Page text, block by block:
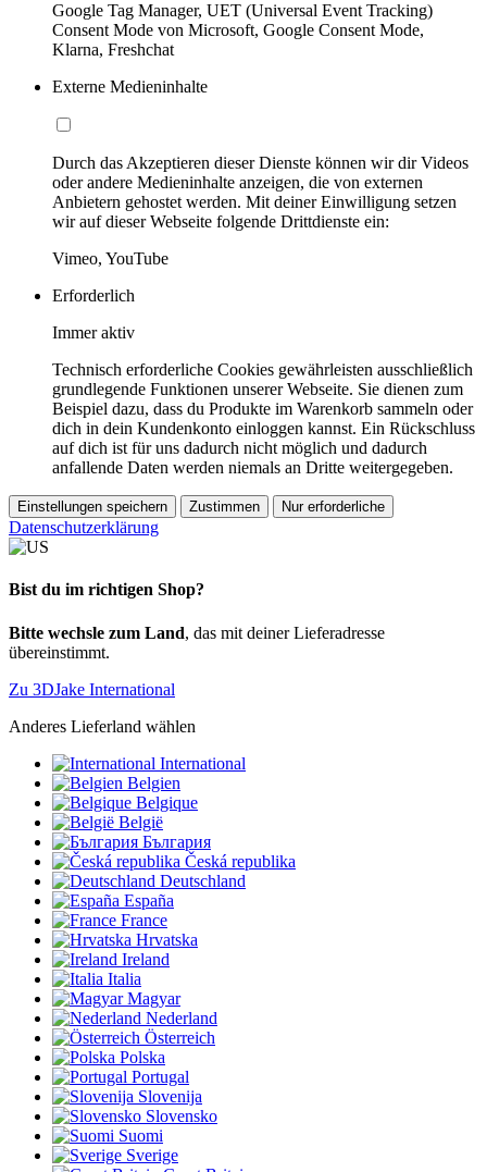
Google Tag Manager, UET (Universal Event Tracking)
Consent Mode von Microsoft, Google Consent Mode,
Klarna, Freshchat
Externe Medieninhalte
Durch das Akzeptieren dieser Dienste können wir dir Videos
oder andere Medieninhalte anzeigen, die von externen
Anbietern gehostet werden. Mit deiner Einwilligung setzen
wir auf dieser Webseite folgende Drittdienste ein:
Vimeo, YouTube
Erforderlich
Immer aktiv
Technisch erforderliche Cookies gewährleisten ausschließlich
grundlegende Funktionen unserer Webseite. Sie dienen zum
Beispiel dazu, dass du Produkte im Warenkorb sammeln oder
dich in dein Kundenkonto einloggen kannst. Ein Rückschluss
auf dich ist für uns dadurch nicht möglich und dadurch
anfallende Daten werden niemals an Dritte weitergegeben.
Einstellungen speichern Zustimmen Nur erforderliche
Datenschutzerklärung
Bist du im richtigen Shop?
Bitte wechsle zum Land, das mit deiner Lieferadresse
übereinstimmt.
Zu 3DJake International
Anderes Lieferland wählen
International
Belgien
Belgique
België
България
Česká republika
Deutschland
España
France
Hrvatska
Ireland
Italia
Magyar
Nederland
Österreich
Polska
Portugal
Slovenija
Slovensko
Suomi
Sverige